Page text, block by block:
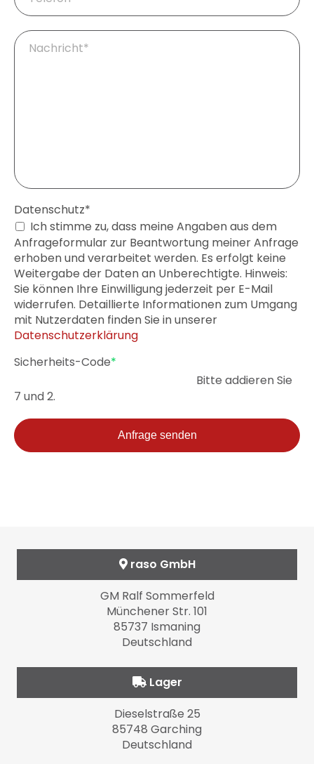
Pflichtfeld
Ihre
Fragen
Pflichtfeld
Datenschutz*
Ich stimme zu, dass meine Angaben aus dem
Anfrageformular zur Beantwortung meiner Anfrage
erhoben und verarbeitet werden. Es erfolgt keine
Weitergabe der Daten an Unberechtigte. Hinweis:
Sie können Ihre Einwilligung jederzeit per E-Mail
widerrufen. Detaillierte Informationen zum Umgang
mit Nutzerdaten finden Sie in unserer
Datenschutzerklärung
Pflichtfeld
Sicherheits-Code*
Bitte addieren Sie
7 und 2.
Anfrage senden
raso GmbH
GM Ralf Sommerfeld
Münchener Str. 101
85737 Ismaning
Deutschland
Lager
Dieselstraße 25
85748 Garching
Deutschland